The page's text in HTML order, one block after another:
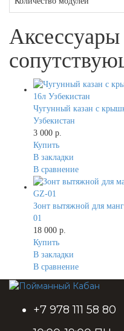
Чугунный казан с
Узбекистан
3 000 р.
Купить
В закладки
В сравнение
Зонт вытяжной для
01
18 000 р.
Купить
В закладки
В сравнение
+7 978 111 58 80